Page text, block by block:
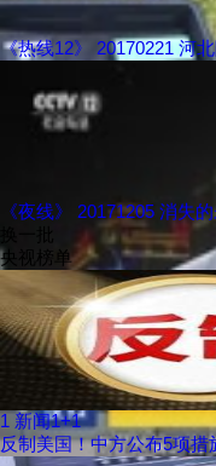
《热线12》 20170221 河
《夜线》 20171205 消失
央视榜单
1 新闻1+1
反制美国！中方公布5项措